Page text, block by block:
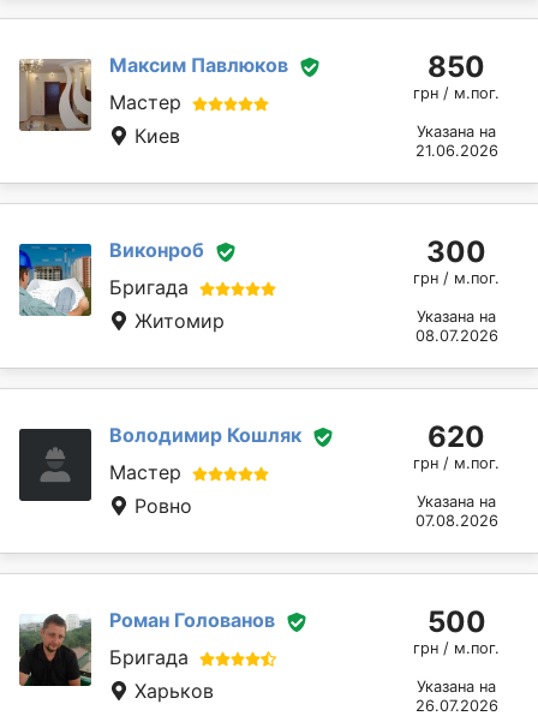
Максим Павлюков
Мастер
Киев
850
грн / м.пог.
Указана на
21.06.2026
Виконроб
Бригада
Житомир
300
грн / м.пог.
Указана на
08.07.2026
Володимир Кошляк
Мастер
Ровно
620
грн / м.пог.
Указана на
07.08.2026
Роман Голованов
Бригада
Харьков
500
грн / м.пог.
Указана на
26.07.2026